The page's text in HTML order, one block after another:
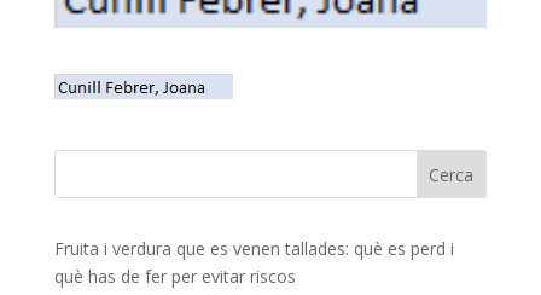
Fruita i verdura que es venen tallades: què es perd i
què has de fer per evitar riscos